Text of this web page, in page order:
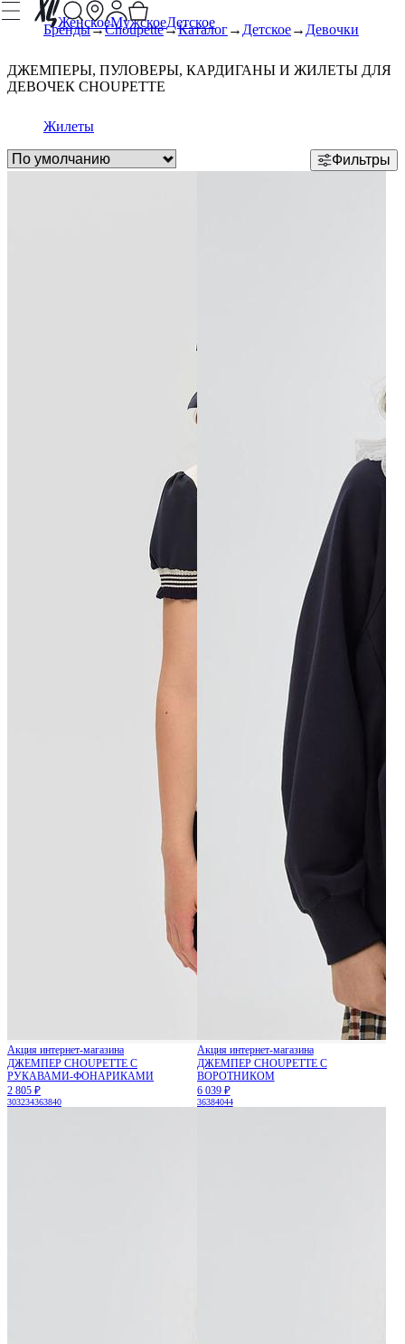
ЖенскоеМужскоеДетское
Бренды Choupette Каталог Детское Девочки
ДЖЕМПЕРЫ, ПУЛОВЕРЫ, КАРДИГАНЫ И ЖИЛЕТЫ ДЛЯ
ДЕВОЧЕК CHOUPETTE
Жилеты
Фильтры
Акция интернет-магазина
ДЖЕМПЕР CHOUPETTE С
РУКАВАМИ-ФОНАРИКАМИ
2 805 ₽
303234363840
Акция интернет-магазина
ДЖЕМПЕР CHOUPETTE С
ВОРОТНИКОМ
6 039 ₽
36384044